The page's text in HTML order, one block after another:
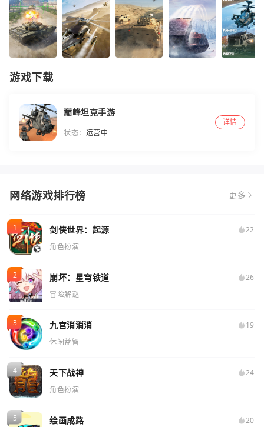
游戏下载
巅峰坦克手游
状态： 运营中
详情
网络游戏排行榜 更多
剑侠世界：起源
22
角色扮演
崩坏：星穹铁道
26
冒险解谜
九宫消消消
19
休闲益智
天下战神
24
角色扮演
绘画成路
20